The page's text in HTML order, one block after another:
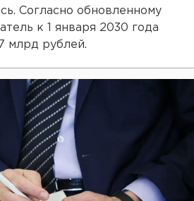
Согласно обновленному
к 1 января 2030 года
млрд рублей.